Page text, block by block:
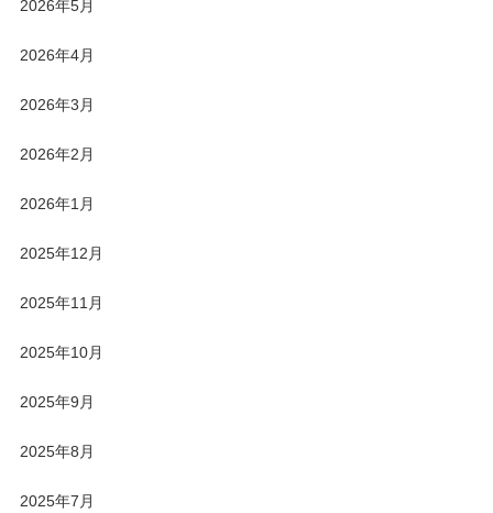
2026年5月
2026年4月
2026年3月
2026年2月
2026年1月
2025年12月
2025年11月
2025年10月
2025年9月
2025年8月
2025年7月